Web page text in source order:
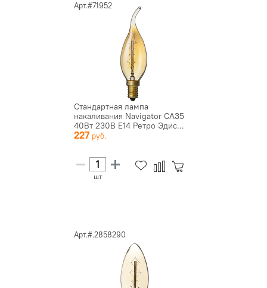
Арт.#71952
Стандартная лампа
накаливания Navigator СА35
40Вт 230В E14 Ретро Эдис...
227
шт
Арт.#.2858290